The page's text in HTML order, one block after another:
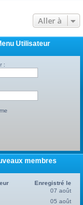
Aller à
Utilisateur
:
membres
Enregistré le
07 août
05 août